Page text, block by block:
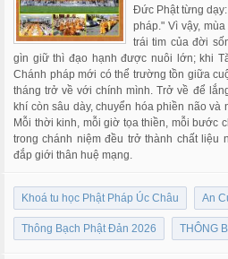
Đức Phật từng
pháp." Vì vậy,
trái tim của đời
gìn giữ thì đạo hạnh được nuôi lớn; khi
Chánh pháp mới có thể trường tồn giữa
tháng trở về với chính mình. Trở về để
khí còn sâu dày, chuyển hóa phiền não
Mỗi thời kinh, mỗi giờ tọa thiền, mỗi bước
trong chánh niệm đều trở thành chất liệu
đắp giới thân huệ mạng.
Khoá tu học Phật Pháp Úc Châu An
Thông Bạch Phật Đản 2026 THÔNG